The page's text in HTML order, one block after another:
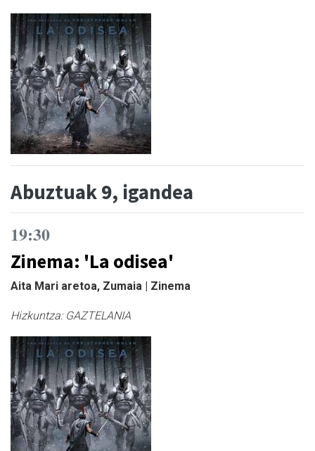
Abuztuak 9, igandea
19:30
Zinema: 'La odisea'
Aita Mari aretoa, Zumaia | Zinema
Hizkuntza: GAZTELANIA